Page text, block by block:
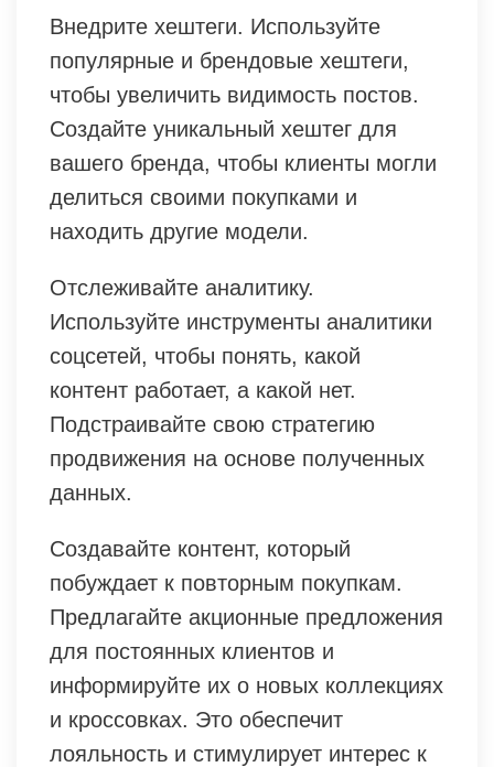
Внедрите хештеги. Используйте
популярные и брендовые хештеги,
чтобы увеличить видимость постов.
Создайте уникальный хештег для
вашего бренда, чтобы клиенты могли
делиться своими покупками и
находить другие модели.
Отслеживайте аналитику.
Используйте инструменты аналитики
соцсетей, чтобы понять, какой
контент работает, а какой нет.
Подстраивайте свою стратегию
продвижения на основе полученных
данных.
Создавайте контент, который
побуждает к повторным покупкам.
Предлагайте акционные предложения
для постоянных клиентов и
информируйте их о новых коллекциях
и кроссовках. Это обеспечит
лояльность и стимулирует интерес к